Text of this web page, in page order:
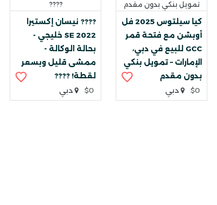
كيا سيلتوس 2025 فل
أوبشن مع فتحة قمر
GCC للبيع في دبي،
الإمارات – تمويل بنكي
بدون مقدم
$0
دبي
???? نيسان إكستيرا
2022 SE خليجي -
بحالة الوكالة -
ممشى قليل وبسعر
لقطة! ????
$0
دبي